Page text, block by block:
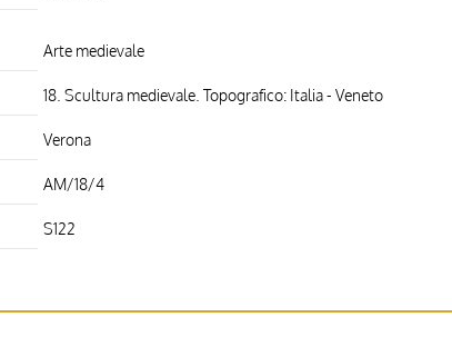
Arte medievale
18. Scultura medievale. Topografico: Italia - Veneto
Verona
AM/18/4
S122